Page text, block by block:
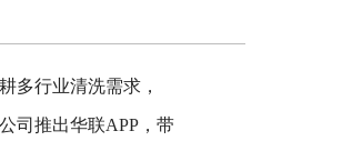
多行业清洗需求，
司推出华联APP，带